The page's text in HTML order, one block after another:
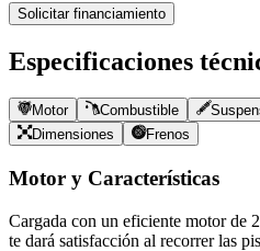
Solicitar financiamiento
Especificaciones
Motor Combustible
Dimensiones
Frenos
Motor y Características
Cargada con un eficiente motor de
te dará satisfacción al recorrer las